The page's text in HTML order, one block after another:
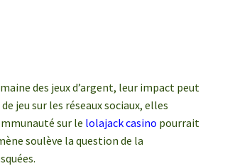
des jeux d’argent, leur impact peut
jeu sur les réseaux sociaux, elles
sur le lolajack casino pourrait
soulève la question de la